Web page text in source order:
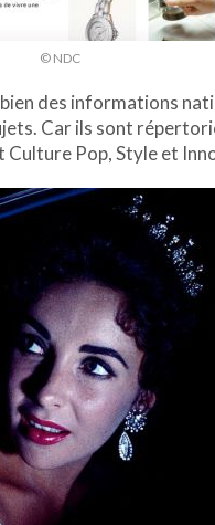
© NDC
des informations
Car ils sont
Pop, Style et